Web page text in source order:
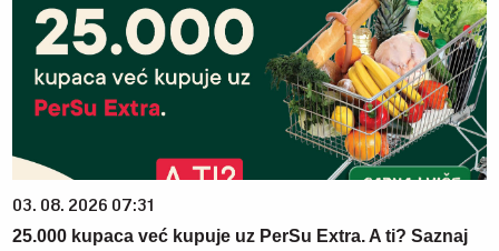
03. 08. 2026 07:31
25.000 kupaca već kupuje uz PerSu Extra. A ti? Saznaj